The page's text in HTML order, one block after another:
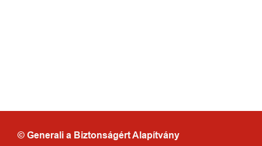
© Generali a Biztonságért Alapítvány